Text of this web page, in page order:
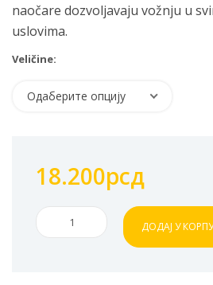
naočare dozvoljavaju vožnju u
uslovima.
Veličine:
Одаберите опцију
18.200рсд
Kaciga
LS2
ДОДАЈ У КОРПУ